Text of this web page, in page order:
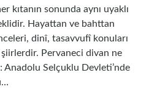
kıtanın sonunda aynı uyaklı
Hayattan ve bahttan
dinî, tasavvufî konuları
Pervaneci divan ne
Anadolu Selçuklu Devleti’nde